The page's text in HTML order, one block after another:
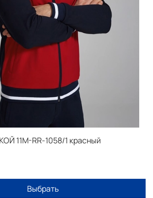
11M-RR-1058/1 красный
Выбрать